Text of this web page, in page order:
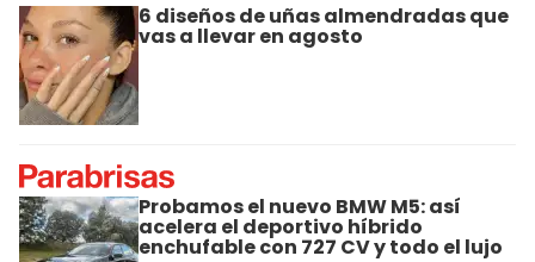
6 diseños de uñas almendradas que
vas a llevar en agosto
Probamos el nuevo BMW M5: así
acelera el deportivo híbrido
enchufable con 727 CV y todo el lujo